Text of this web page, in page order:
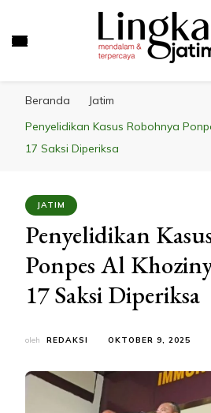
Beranda
Jatim
Penyelidikan Kasus Robohnya
17 Saksi Diperiksa
JATIM
Penyelidikan
Ponpes Al
17 Saksi Diperiksa
oleh REDAKSI OKTOBER 9, 2025